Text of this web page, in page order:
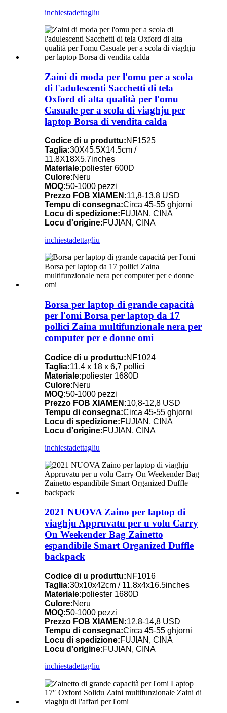
inchiestadettagliu
Zaini di moda per l'omu per a scola
di l'adulescenti Sacchetti di tela
Oxford di alta qualità per l'omu
Casuale per a scola di viaghju per
laptop Borsa di vendita calda
Codice di u produttu:NF1525
Taglia:30X45.5X14.5cm /
11.8X18X5.7inches
Materiale:poliester 600D
Culore:Neru
MOQ:50-1000 pezzi
Prezzo FOB XIAMEN:11,8-13,8 USD
Tempu di consegna:Circa 45-55 ghjorni
Locu di spedizione:FUJIAN, CINA
Locu d'origine:FUJIAN, CINA
inchiestadettagliu
Borsa per laptop di grande capacità
per l'omi Borsa per laptop da 17
pollici Zaina multifunzionale nera per
computer per e donne omi
Codice di u produttu:NF1024
Taglia:11,4 x 18 x 6,7 pollici
Materiale:poliester 1680D
Culore:Neru
MOQ:50-1000 pezzi
Prezzo FOB XIAMEN:10,8-12,8 USD
Tempu di consegna:Circa 45-55 ghjorni
Locu di spedizione:FUJIAN, CINA
Locu d'origine:FUJIAN, CINA
inchiestadettagliu
2021 NUOVA Zaino per laptop di
viaghju Appruvatu per u volu Carry
On Weekender Bag Zainetto
espandibile Smart Organized Duffle
backpack
Codice di u produttu:NF1016
Taglia:30x10x42cm / 11.8x4x16.5inches
Materiale:poliester 1680D
Culore:Neru
MOQ:50-1000 pezzi
Prezzo FOB XIAMEN:12,8-14,8 USD
Tempu di consegna:Circa 45-55 ghjorni
Locu di spedizione:FUJIAN, CINA
Locu d'origine:FUJIAN, CINA
inchiestadettagliu